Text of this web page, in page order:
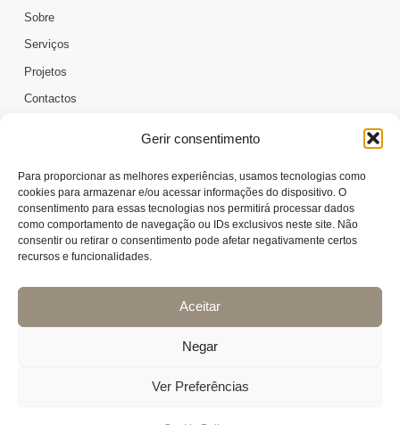
Gerir consentimento
Para proporcionar as melhores experiências, usamos tecnologias como
cookies para armazenar e/ou acessar informações do dispositivo. O
consentimento para essas tecnologias nos permitirá processar dados
como comportamento de navegação ou IDs exclusivos neste site. Não
consentir ou retirar o consentimento pode afetar negativamente certos
recursos e funcionalidades.
Aceitar
Negar
Ver Preferências
Sobre
Serviços
Projetos
Contactos
CONTACTOS
artesearquitectura@gmail.com
+351 919 022 925